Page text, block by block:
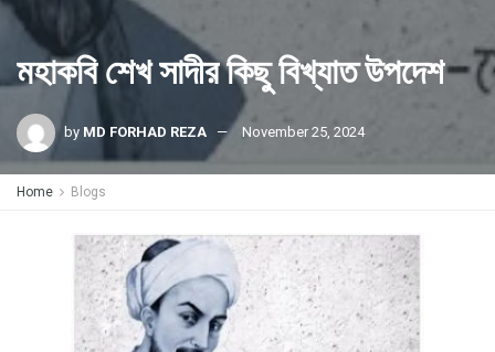
মহাকবি শেখ সাদীর কিছু বিখ্যাত উপদেশ
by MD FORHAD REZA November 25, 2024
Home Blogs